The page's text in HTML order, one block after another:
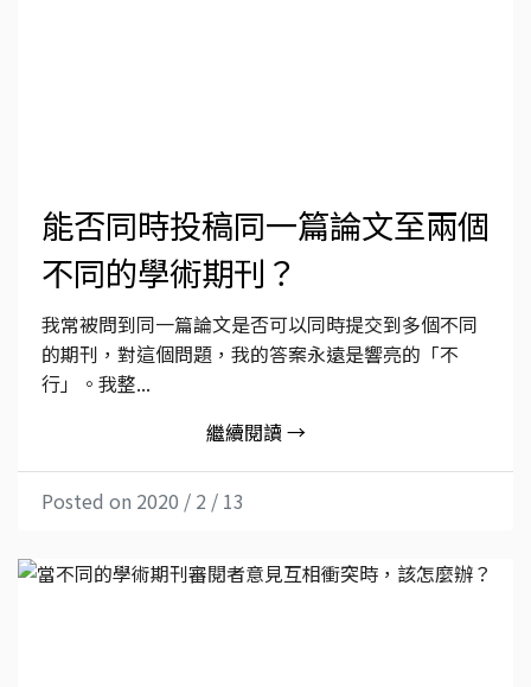
能否同時投稿同一篇論文至兩個
不同的學術期刊？
我常被問到同一篇論文是否可以同時提交到多個不同
的期刊，對這個問題，我的答案永遠是響亮的「不
行」。我整...
繼續閱讀 →
Posted on 2020 / 2 / 13